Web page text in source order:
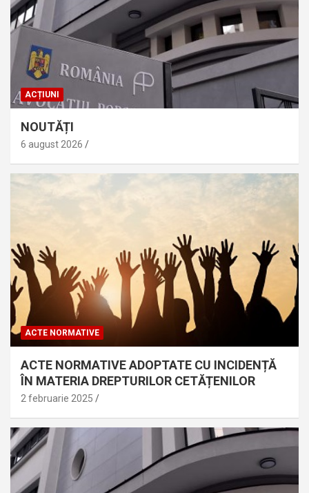
ACȚIUNI
NOUTĂȚI
6 august 2026
ACTE NORMATIVE
ACTE NORMATIVE ADOPTATE CU INCIDENȚĂ
ÎN MATERIA DREPTURILOR CETĂȚENILOR
2 februarie 2025